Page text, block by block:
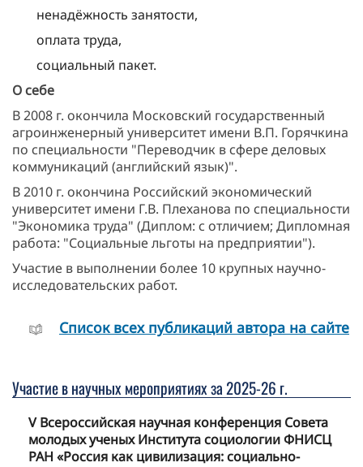
ненадёжность занятости,
оплата труда,
социальный пакет.
О себе
В 2008 г. окончила Московский государственный
агроинженерный университет имени В.П. Горячкина
по специальности "Переводчик в сфере деловых
коммуникаций (английский язык)".
В 2010 г. окончина Российский экономический
университет имени Г.В. Плеханова по специальности
"Экономика труда" (Диплом: с отличием; Дипломная
работа: "Социальные льготы на предприятии").
Участие в выполнении более 10 крупных научно-
исследовательских работ.
Cписок всех публикаций автора на сайте
Участие в научных мероприятиях за 2025-26 г.
V Всероссийская научная конференция Совета
молодых ученых Института социологии ФНИСЦ
РАН «Россия как цивилизация: социально-